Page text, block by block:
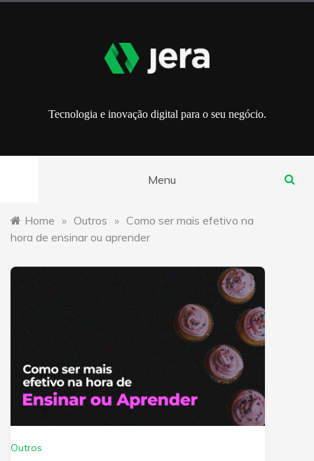
Tecnologia e inovação digital para o seu negócio.
Menu
Home » Outros » Como ser mais efetivo na
hora de ensinar ou aprender
Outros